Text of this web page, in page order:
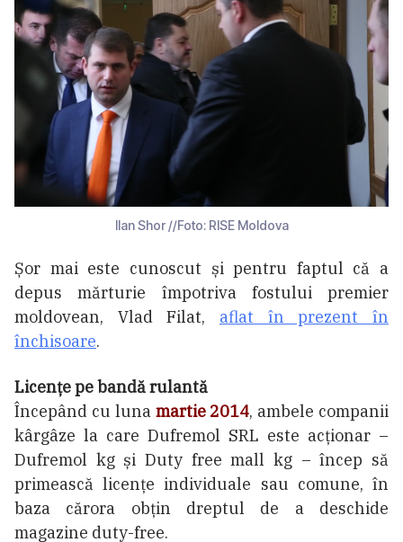
Ilan Shor //Foto: RISE Moldova
Șor mai este cunoscut și pentru faptul că a
depus mărturie împotriva fostului premier
moldovean, Vlad Filat, aflat în prezent în
închisoare.
Licențe pe bandă rulantă
Începând cu luna martie 2014, ambele companii
kârgâze la care Dufremol SRL este acționar –
Dufremol kg și Duty free mall kg – încep să
primească licențe individuale sau comune, în
baza cărora obțin dreptul de a deschide
magazine duty-free.